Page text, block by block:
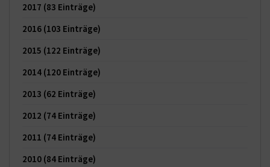
2017 (83 Einträge)
2016 (103 Einträge)
2015 (122 Einträge)
2014 (120 Einträge)
2013 (62 Einträge)
2012 (74 Einträge)
2011 (74 Einträge)
2010 (84 Einträge)